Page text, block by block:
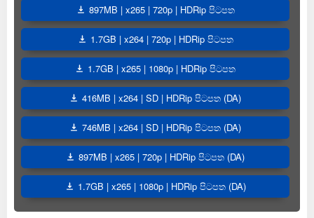
897MB | x265 | 720p | HDRip පිටපත
1.7GB | x264 | 720p | HDRip පිටපත
1.7GB | x265 | 1080p | HDRip පිටපත
416MB | x264 | SD | HDRip පිටපත (DA)
746MB | x264 | SD | HDRip පිටපත (DA)
897MB | x265 | 720p | HDRip පිටපත (DA)
1.7GB | x265 | 1080p | HDRip පිටපත (DA)